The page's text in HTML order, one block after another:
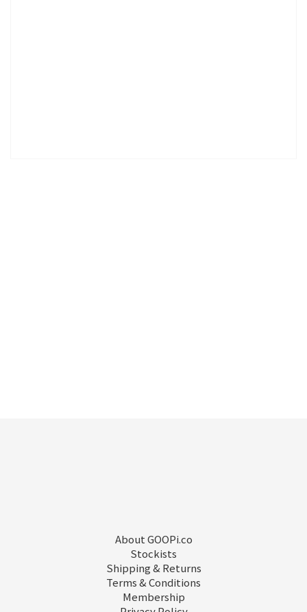
About GOOPi.co
Stockists
Shipping & Returns
Terms & Conditions
Membership